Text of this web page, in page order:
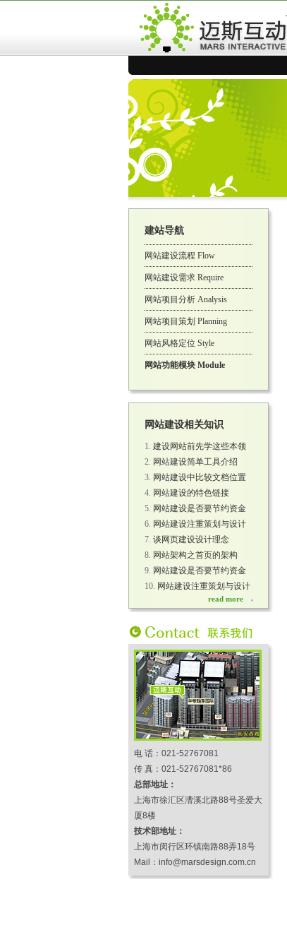
建站导航
网站建设流程 Flow
网站建设需求 Require
网站项目分析 Analysis
网站项目策划 Planning
网站风格定位 Style
网站功能模块 Module
网站建设相关知识
建设网站前先学这些本领
网站建设简单工具介绍
网站建设中比较文档位置
网站建设的特色链接
网站建设是否要节约资金
网站建设注重策划与设计
谈网页建设设计理念
网站架构之首页的架构
网站建设是否要节约资金
网站建设注重策划与设计
read more
电 话：021-52767081
传 真：021-52767081*86
总部地址：
上海市徐汇区漕溪北路88号圣爱大
厦8楼
技术部地址：
上海市闵行区环镇南路88弄18号
Mail：info@marsdesign.com.cn